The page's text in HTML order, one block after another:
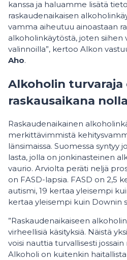
kanssa ja haluamme lisätä
raskaudenaikaisen
vamma aiheutuu ainoastaan
alkoholinkäytöstä, joten siihen
valinnoilla”, kertoo Alkon
Aho.
Alkoholin turvaraja
raskausaikana nolla
Raskaudenaikainen
merkittävimmistä
länsimaissa. Suomessa syntyy
lasta, jolla on jonkinasteinen
vaurio. Arviolta peräti neljä
on FASD-lapsia. FASD on 2,5
autismi, 19 kertaa yleisempi
kertaa yleisempi kuin Downin
”Raskaudenaikaiseen
virheellisiä käsityksiä. Näistä
voisi nauttia turvallisesti jossain
Alkoholi on kuitenkin